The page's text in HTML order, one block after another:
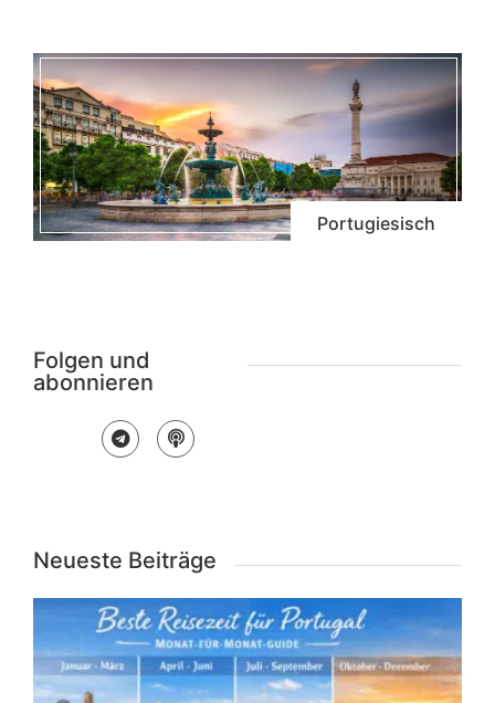
Portugiesisch
Folgen und
abonnieren
Neueste Beiträge